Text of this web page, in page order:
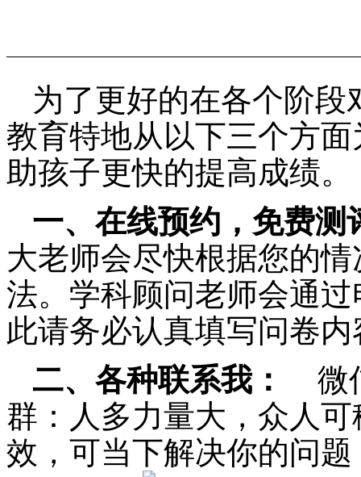
为了更好的在各个阶
教育特地从以下三个方
助孩子更快的提高成绩。
一、在线预约，免费测
大老师会尽快根据您的
法。学科顾问老师会通
此请务必认真填写问卷内
二、各种联系我：
微
群：人多力量大，众人可
效，可当下解决你的问题